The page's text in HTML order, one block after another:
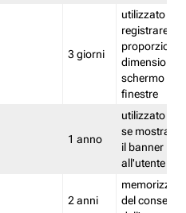
3 giorni
utilizzato per
registrare le
proporzioni
dimensioni
schermo e
finestre
1 anno
utilizzato per
se mostrare
il banner
all'utente
2 anni
memorizza
del